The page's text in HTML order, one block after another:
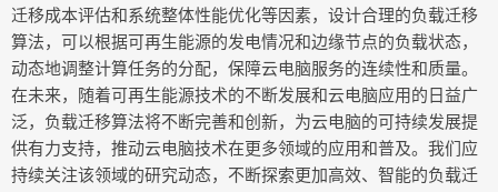
迁移成本评估和系统整体性能优化等因素，设计合理的负载迁移
算法，可以根据可再生能源的发电情况和边缘节点的负载状态，
动态地调整计算任务的分配，保障云电脑服务的连续性和质量。
在未来，随着可再生能源技术的不断发展和云电脑应用的日益广
泛，负载迁移算法将不断完善和创新，为云电脑的可持续发展提
供有力支持，推动云电脑技术在更多领域的应用和普及。我们应
持续关注该领域的研究动态，不断探索更加高效、智能的负载迁